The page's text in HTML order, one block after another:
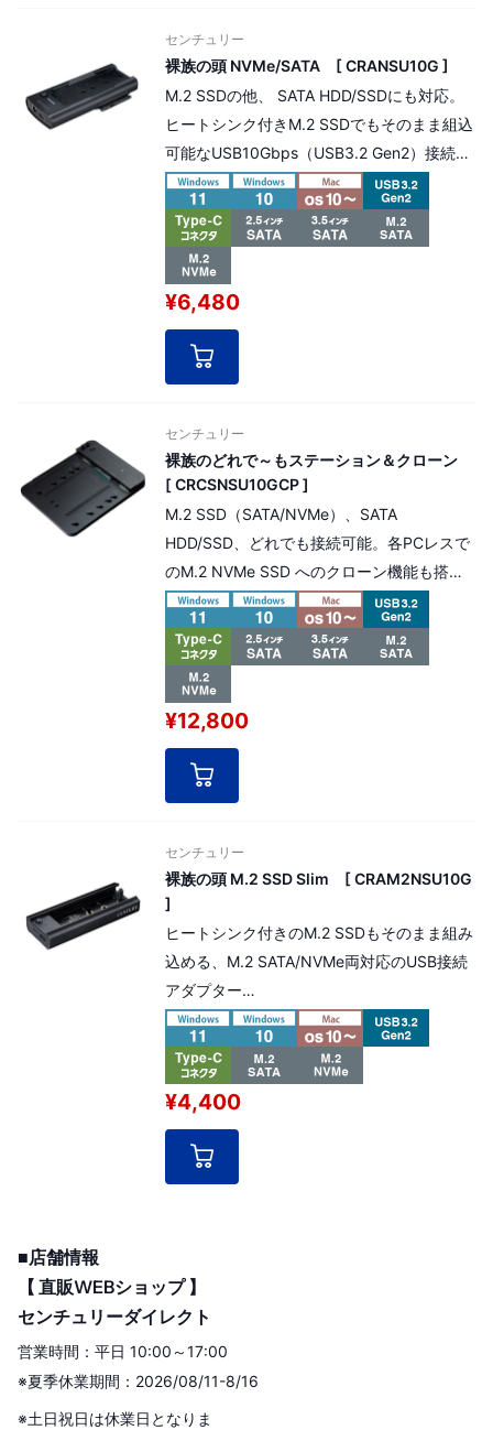
センチュリー
裸族の頭 NVMe/SATA [ CRANSU10G ]
M.2 SSDの他、 SATA HDD/SSDにも対応。
ヒートシンク付きM.2 SSDでもそのまま組込
可能なUSB10Gbps（USB3.2 Gen2）接続の
変換アダプター
¥6,480
センチュリー
裸族のどれで～もステーション＆クローン
[ CRCSNSU10GCP ]
M.2 SSD（SATA/NVMe）、SATA
HDD/SSD、どれでも接続可能。各PCレスで
のM.2 NVMe SSD へのクローン機能も搭載
した外付けアダプタ
¥12,800
センチュリー
裸族の頭 M.2 SSD Slim [ CRAM2NSU10G
]
ヒートシンク付きのM.2 SSDもそのまま組み
込める、M.2 SATA/NVMe両対応のUSB接続
アダプター
※前機種（型番：CRAM2NSU32）に比べて
筐体がスリムになっております。
¥4,400
■店舗情報
【 直販WEBショップ 】
センチュリーダイレクト
営業時間：平日 10:00～17:00
※夏季休業期間：2026/08/11-8/16
※土日祝日は休業日となりま